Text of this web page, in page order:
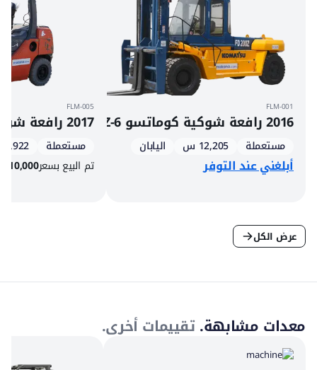
FLM-001
2016 رافعة شوكية كوماتسو FD200Z-6
مستعملة 12,205 س اليابان
أبلغني عند التوفر
FLM-005
2017 رافعة شوكية ديزل تويوتا 8FDU25
مستعملة
1,922 س
تم البيع بسعر10,000
عرض الكل
معدات مشابهة. تقييمات أخرى.